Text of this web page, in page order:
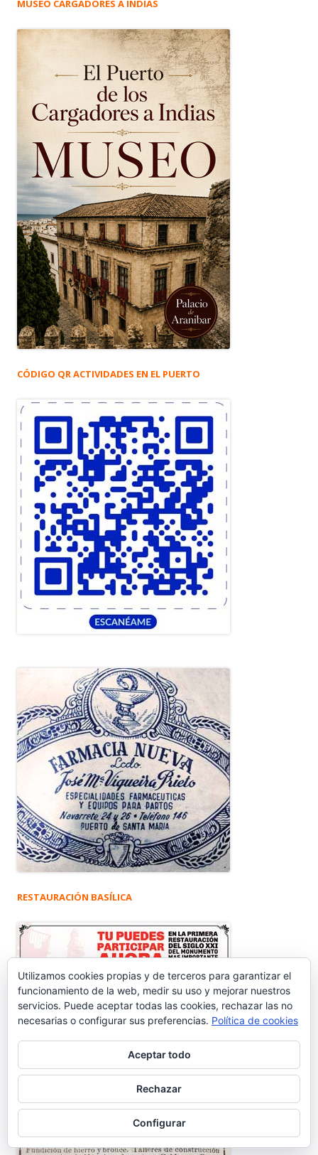
MUSEO CARGADORES A INDIAS
CÓDIGO QR ACTIVIDADES EN EL PUERTO
RESTAURACIÓN BASÍLICA
Utilizamos cookies propias y de terceros para garantizar el
funcionamiento de la web, medir su uso y mejorar nuestros
servicios. Puede aceptar todas las cookies, rechazar las no
necesarias o configurar sus preferencias. Política de cookies
Aceptar todo
Rechazar
Configurar